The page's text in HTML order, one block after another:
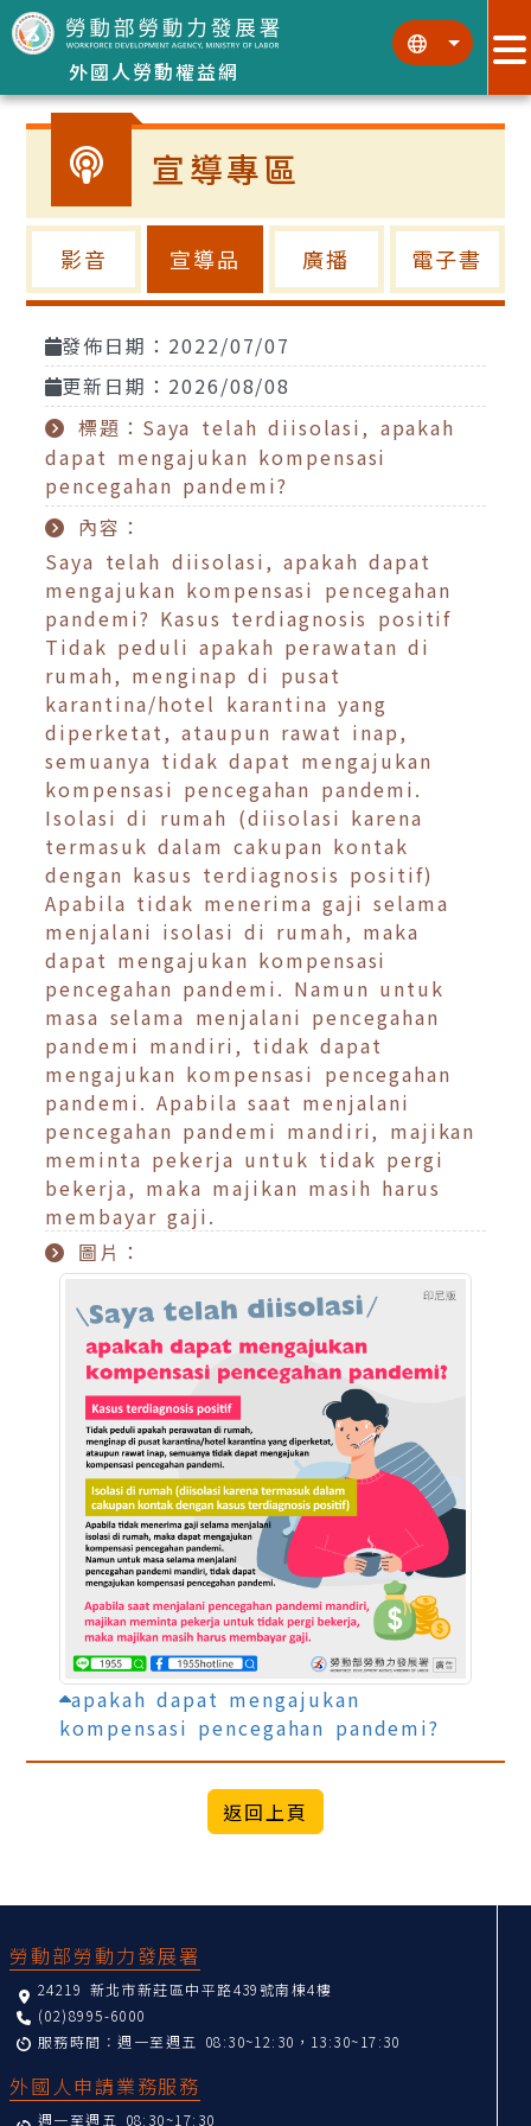
跳到主要內容區塊
外國人勞動權益網
::: :::
宣導專區
影音 宣導品 廣播 電子書
發佈日期：2022/07/07
更新日期：2026/08/08
標題：Saya telah diisolasi, apakah
dapat mengajukan kompensasi
pencegahan pandemi?
內容：
Saya telah diisolasi, apakah dapat
mengajukan kompensasi pencegahan
pandemi? Kasus terdiagnosis positif
Tidak peduli apakah perawatan di
rumah, menginap di pusat
karantina/hotel karantina yang
diperketat, ataupun rawat inap,
semuanya tidak dapat mengajukan
kompensasi pencegahan pandemi.
Isolasi di rumah (diisolasi karena
termasuk dalam cakupan kontak
dengan kasus terdiagnosis positif)
Apabila tidak menerima gaji selama
menjalani isolasi di rumah, maka
dapat mengajukan kompensasi
pencegahan pandemi. Namun untuk
masa selama menjalani pencegahan
pandemi mandiri, tidak dapat
mengajukan kompensasi pencegahan
pandemi. Apabila saat menjalani
pencegahan pandemi mandiri, majikan
meminta pekerja untuk tidak pergi
bekerja, maka majikan masih harus
membayar gaji.
圖片：
apakah dapat mengajukan
kompensasi pencegahan pandemi?
勞動部勞動力發展署
24219 新北市新莊區中平路439號南棟4樓
(02)8995-6000
服務時間：週一至週五 08:30~12:30，13:30~17:30
外國人申請業務服務
週一至週五 08:30~17:30